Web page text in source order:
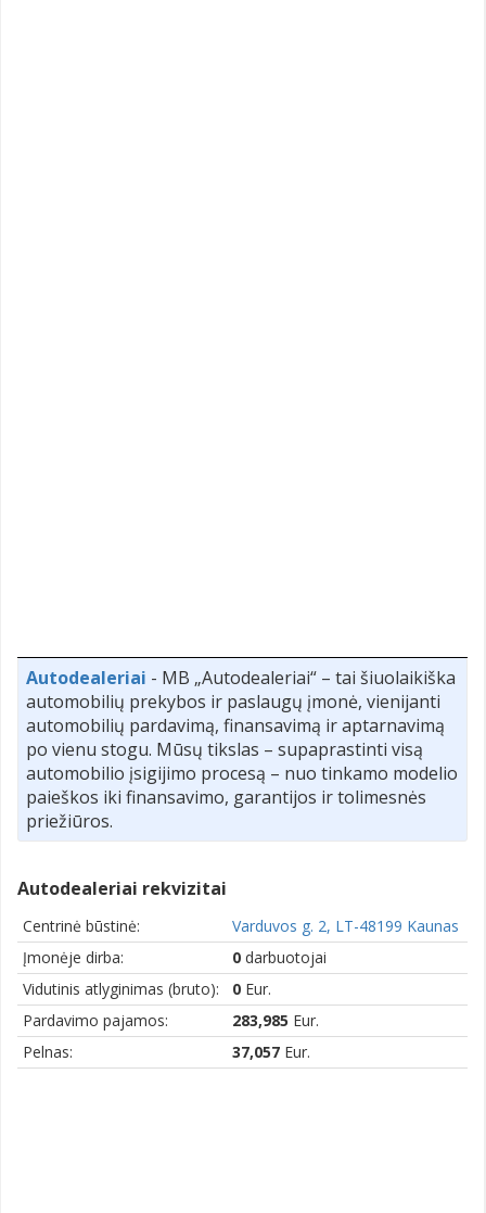
Autodealeriai - MB „Autodealeriai“ – tai šiuolaikiška
automobilių prekybos ir paslaugų įmonė, vienijanti
automobilių pardavimą, finansavimą ir aptarnavimą
po vienu stogu. Mūsų tikslas – supaprastinti visą
automobilio įsigijimo procesą – nuo tinkamo modelio
paieškos iki finansavimo, garantijos ir tolimesnės
priežiūros.
Autodealeriai rekvizitai
Centrinė būstinė:
Varduvos g. 2, LT-48199 Kaunas
Įmonėje dirba:
0 darbuotojai
Vidutinis atlyginimas (bruto):
0 Eur.
Pardavimo pajamos:
283,985 Eur.
Pelnas:
37,057 Eur.